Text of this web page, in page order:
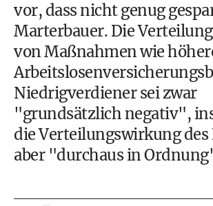
vor, dass nicht genug
Marterbauer. Die
von Maßnahmen wie
Niedrigverdiener sei zwar
"grundsätzlich negativ",
die Verteilungswirkung des
aber "durchaus in